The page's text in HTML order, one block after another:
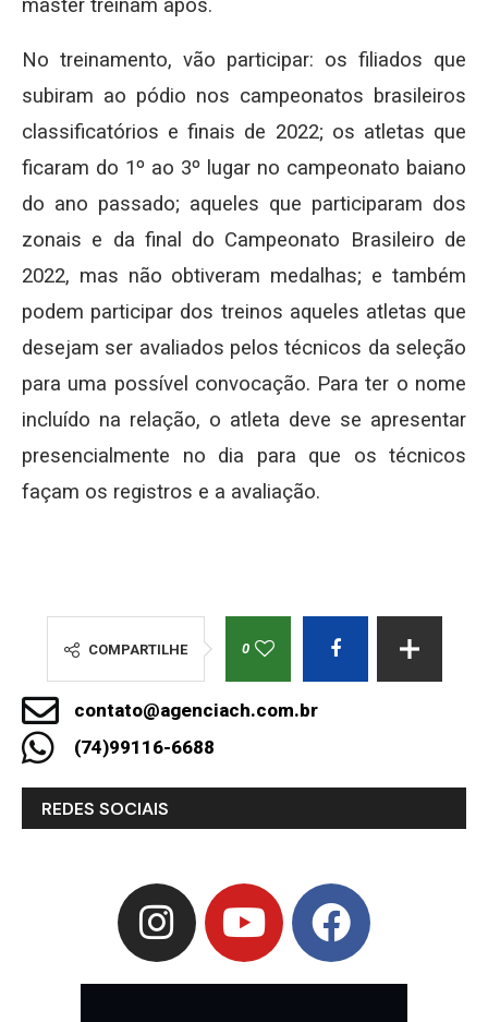
master treinam após.
No treinamento, vão participar: os filiados que
subiram ao pódio nos campeonatos brasileiros
classificatórios e finais de 2022; os atletas que
ficaram do 1º ao 3º lugar no campeonato baiano
do ano passado; aqueles que participaram dos
zonais e da final do Campeonato Brasileiro de
2022, mas não obtiveram medalhas; e também
podem participar dos treinos aqueles atletas que
desejam ser avaliados pelos técnicos da seleção
para uma possível convocação. Para ter o nome
incluído na relação, o atleta deve se apresentar
presencialmente no dia para que os técnicos
façam os registros e a avaliação.
COMPARTILHE 0
contato@agenciach.com.br
(74)99116-6688
REDES SOCIAIS